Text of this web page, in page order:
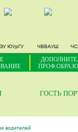
ЮУрГУ ЧВВАУШ
ГОСТЬ
водителей